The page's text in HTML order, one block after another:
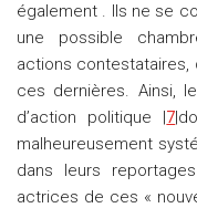
également . Ils ne se
une possible
actions contestataires,
ces dernières. Ainsi,
d’action politique |7
malheureusement
dans leurs
actrices de ces «